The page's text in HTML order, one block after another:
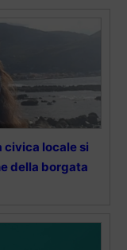
civica locale si
della borgata